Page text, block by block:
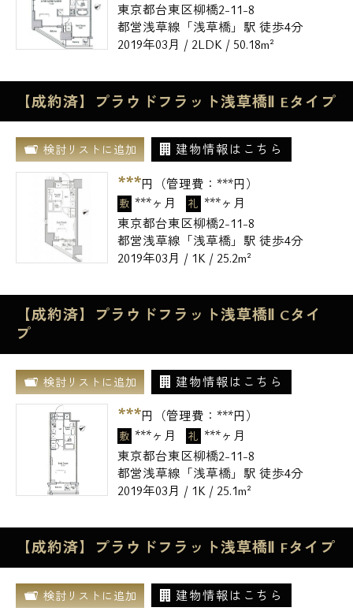
東京都台東区柳橋2-11-8
都営浅草線「浅草橋」駅 徒歩4分
2019年03月 / 2LDK / 50.18m²
【成約済】プラウドフラット浅草橋Ⅱ Eタイプ
検討リストに追加 建物情報はこちら
***円（管理費： ***円）
敷 ***ヶ月 礼 ***ヶ月
東京都台東区柳橋2-11-8
都営浅草線「浅草橋」駅 徒歩4分
2019年03月 / 1K / 25.2m²
【成約済】プラウドフラット浅草橋Ⅱ Cタイ
プ
検討リストに追加 建物情報はこちら
***円（管理費： ***円）
敷 ***ヶ月 礼 ***ヶ月
東京都台東区柳橋2-11-8
都営浅草線「浅草橋」駅 徒歩4分
2019年03月 / 1K / 25.1m²
【成約済】プラウドフラット浅草橋Ⅱ Fタイプ
検討リストに追加 建物情報はこちら